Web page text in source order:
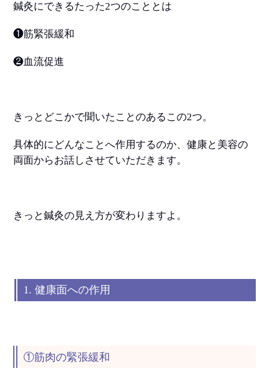
鍼灸にできるたった2つのこととは
❶筋緊張緩和
❷血流促進
きっとどこかで聞いたことのあるこの2つ。
具体的にどんなことへ作用するのか、健康と美容の
両面からお話しさせていただきます。
きっと鍼灸の見え方が変わりますよ 。
1. 健康面への作用
①筋肉の緊張緩和